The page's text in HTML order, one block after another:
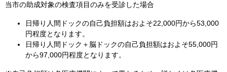
当市の助成対象の検査項目のみを受診した場合
日帰り人間ドックの自己負担額はおよそ22,000円から53,000
円程度となります。
日帰り人間ドック＋脳ドックの自己負担額はおよそ55,000円
から97,000円程度となります。